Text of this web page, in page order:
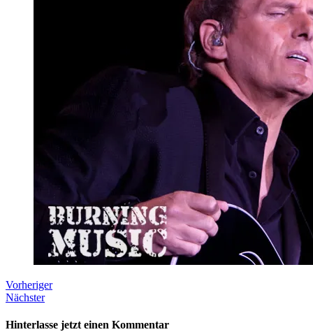
Vorheriger
Nächster
Hinterlasse jetzt einen Kommentar